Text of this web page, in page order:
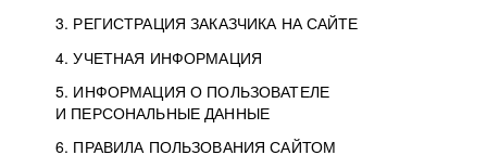
3. РЕГИСТРАЦИЯ ЗАКАЗЧИКА НА САЙТЕ
4. УЧЕТНАЯ ИНФОРМАЦИЯ
5. ИНФОРМАЦИЯ О ПОЛЬЗОВАТЕЛЕ
И ПЕРСОНАЛЬНЫЕ ДАННЫЕ
6. ПРАВИЛА ПОЛЬЗОВАНИЯ САЙТОМ